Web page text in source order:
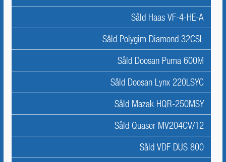
Såld Haas VF-4-HE-A
Såld Polygim Diamond 32CSL
Såld Doosan Puma 600M
Såld Doosan Lynx 220LSYC
Såld Mazak HQR-250MSY
Såld Quaser MV204CV/12
Såld VDF DUS 800